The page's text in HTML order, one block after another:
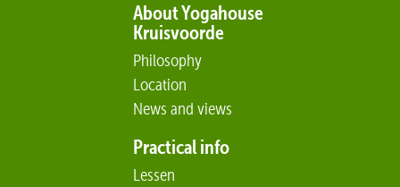
About Yogahouse
Kruisvoorde
Philosophy
Location
News and views
Practical info
Lessen